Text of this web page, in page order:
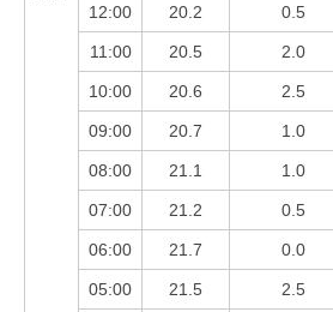
12:00 20.2 0.5
11:00 20.5 2.0
10:00 20.6 2.5
09:00 20.7 1.0
08:00 21.1 1.0
07:00 21.2 0.5
06:00 21.7 0.0
05:00 21.5 2.5